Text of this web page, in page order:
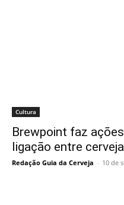
Cultura
Brewpoint faz
ligação entre
Redação Guia da Cerveja - 10 de